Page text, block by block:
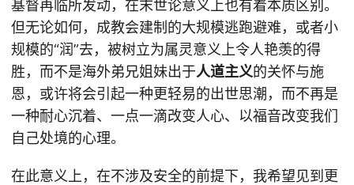
基督再临所发动，在末世论意义上也有着本质区别。
但无论如何，成教会建制的大规模逃跑避难，或者小
规模的“润”去，被树立为属灵意义上令人艳羡的得
胜，而不是海外弟兄姐妹出于人道主义的关怀与施
恩，或许将会引起一种更轻易的出世思潮，而不再是
一种耐心沉着、一点一滴改变人心、以福音改变我们
自己处境的心理。
在此意义上，在不涉及安全的前提下，我希望见到更